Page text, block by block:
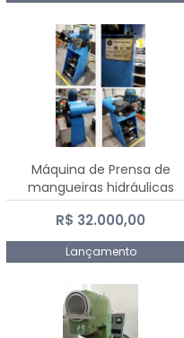
Máquina de Prensa de
mangueiras hidráulicas
PE50TF - 2017
R$ 32.000,00
Lançamento